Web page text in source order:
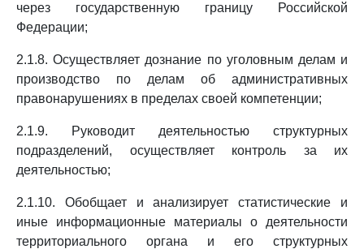
через государственную границу Российской
Федерации;
2.1.8. Осуществляет дознание по уголовным делам и
производство по делам об административных
правонарушениях в пределах своей компетенции;
2.1.9. Руководит деятельностью структурных
подразделений, осуществляет контроль за их
деятельностью;
2.1.10. Обобщает и анализирует статистические и
иные информационные материалы о деятельности
территориального органа и его структурных